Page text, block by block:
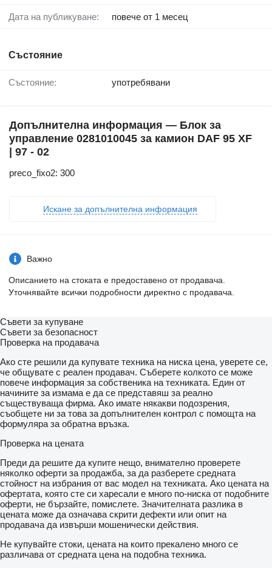
Дата на публикуване: повече от 1 месец
Състояние
Състояние: употребявани
Допълнителна информация — Блок за
управление 0281010045 за камион DAF 95 XF
| 97 - 02
preco_fixo2: 300
Искане за допълнителна информация
Важно
Описанието на стоката е предоставено от продавача.
Уточнявайте всички подробности директно с продавача.
Съвети за купуване
Съвети за безопасност
Проверка на продавача
Ако сте решили да купувате техника на ниска цена, уверете се,
че общувате с реален продавач. Съберете колкото се може
повече информация за собственика на техниката. Един от
начините за измама е да се представяш за реално
съществуваща фирма. Ако имате някакви подозрения,
съобщете ни за това за допълнителен контрол с помощта на
формуляра за обратна връзка.
Проверка на цената
Преди да решите да купите нещо, внимателно проверете
няколко оферти за продажба, за да разберете средната
стойност на избрания от вас модел на техниката. Ако цената на
офертата, която сте си харесали е много по-ниска от подобните
оферти, не бързайте, помислете. Значителната разлика в
цената може да означава скрити дефекти или опит на
продавача да извърши мошенически действия.
Не купувайте стоки, цената на които прекалено много се
различава от средната цена на подобна техника.